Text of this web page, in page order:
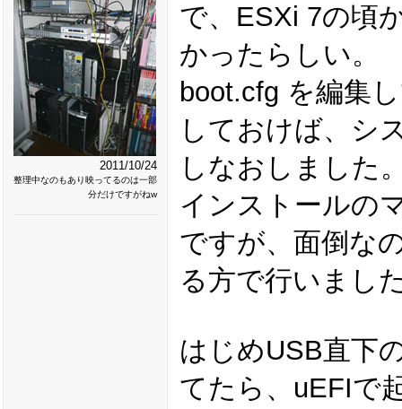
2011/10/24
整理中なのもあり映ってるのは一部
分だけですがねw
で、ESXi 7の頃
かったらしい。
boot.cfg を編集
しておけば、シ
しなおしました
インストールの
ですが、面倒な
る方で行いまし
はじめUSB直下
てたら、uEFIで